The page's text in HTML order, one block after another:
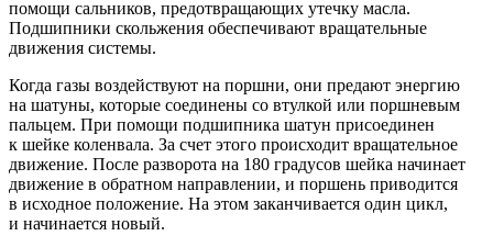
помощи сальников, предотвращающих утечку масла.
Подшипники скольжения обеспечивают вращательные
движения системы.
Когда газы воздействуют на поршни, они предают энергию
на шатуны, которые соединены со втулкой или поршневым
пальцем. При помощи подшипника шатун присоединен
к шейке коленвала. За счет этого происходит вращательное
движение. После разворота на 180 градусов шейка начинает
движение в обратном направлении, и поршень приводится
в исходное положение. На этом заканчивается один цикл,
и начинается новый.